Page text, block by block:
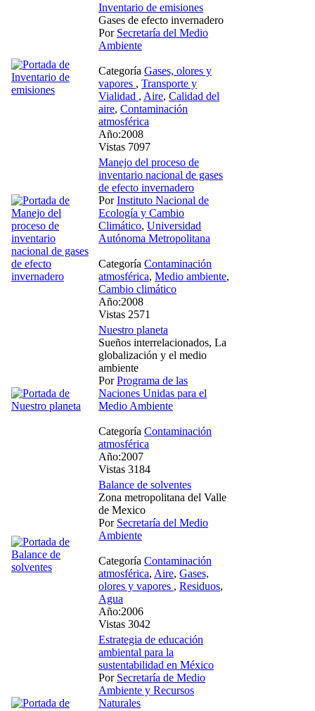
Inventario de emisiones
Gases de efecto invernadero
Por Secretaría del Medio
Ambiente
Categoría Gases, olores y
vapores , Transporte y
Vialidad , Aire, Calidad del
aire, Contaminación
atmosférica
Año:2008
Vistas 7097
Manejo del proceso de
inventario nacional de gases
de efecto invernadero
PorInstituto Nacional de
Ecología y Cambio
Climático, Universidad
Autónoma Metropolitana
Categoría Contaminación
atmosférica, Medio ambiente,
Cambio climático
Año:2008
Vistas 2571
Nuestro planeta
Sueños interrelacionados, La
globalización y el medio
ambiente
PorPrograma de las
Naciones Unidas para el
Medio Ambiente
Categoría Contaminación
atmosférica
Año:2007
Vistas 3184
Balance de solventes
Zona metropolitana del Valle
de Mexico
Por Secretaría del Medio
Ambiente
Categoría Contaminación
atmosférica, Aire, Gases,
olores y vapores , Residuos,
Agua
Año:2006
Vistas 3042
Estrategia de educación
ambiental para la
sustentabilidad en México
Por Secretaría de Medio
Ambiente y Recursos
Naturales